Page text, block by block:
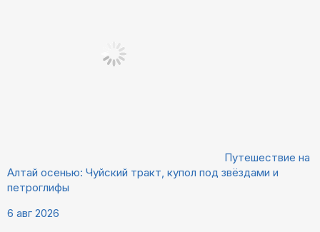
Путешествие на
Алтай осенью: Чуйский тракт, купол под звёздами и
петроглифы
6 авг 2026